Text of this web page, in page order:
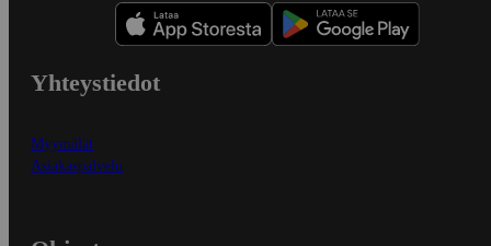
Yhteystiedot
Myymälät
Asiakaspalvelu